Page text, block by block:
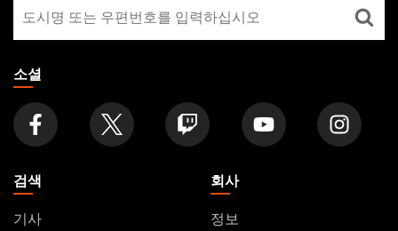
FOOTER
장
찾
기
소셜
검색
기사
회사
정보